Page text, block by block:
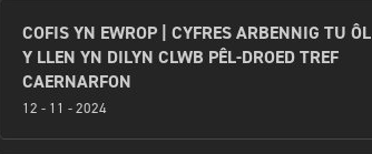
COFIS YN EWROP | CYFRES ARBENNIG TU ÔL
Y LLEN YN DILYN CLWB PÊL-DROED TREF
CAERNARFON
12 - 11 - 2024